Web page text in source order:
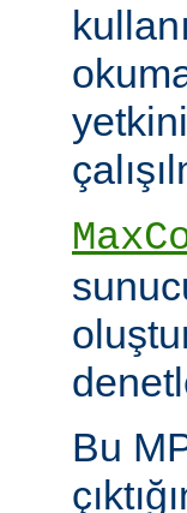
Bu